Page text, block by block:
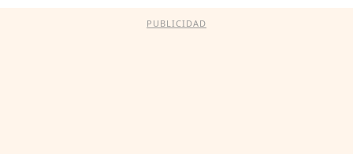
PUBLICIDAD